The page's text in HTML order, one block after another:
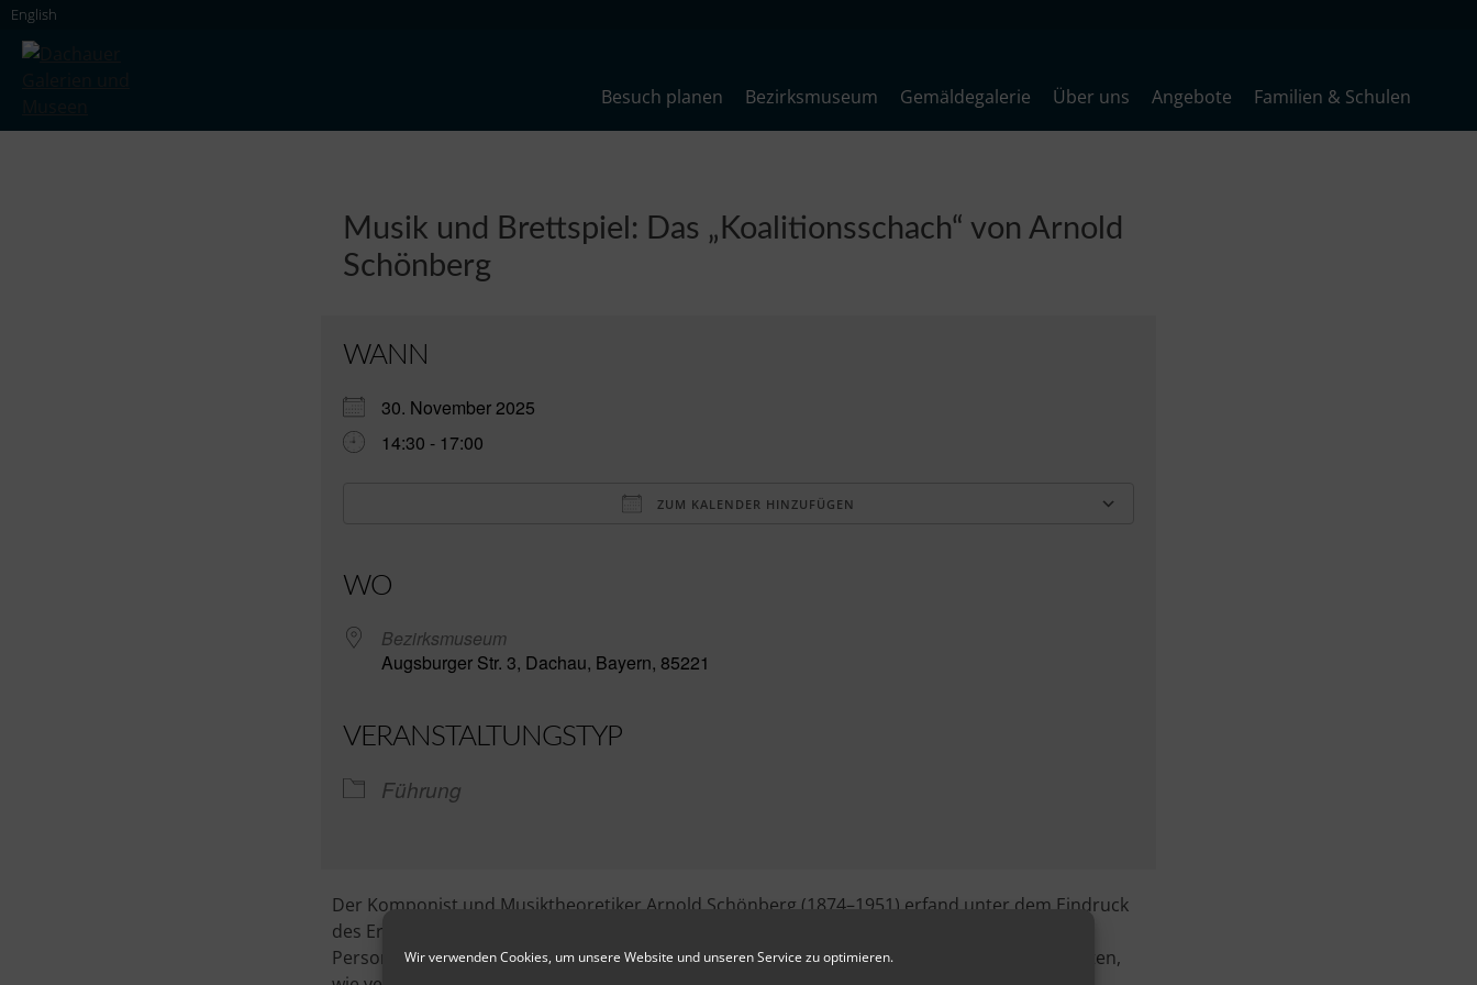
Wir verwenden Cookies, um unsere Website und unseren Service zu optimieren.
Skip
content
English
Besuch planen Bezirksmuseum Gemäldegalerie Über uns Angebote Familien & Schulen
Musik und Brettspiel: Das „Koalitionsschach“ von Arnold
Schönberg
WANN
30. November 2025
14:30 - 17:00
ZUM KALENDER HINZUFÜGEN
WO
Bezirksmuseum
Augsburger Str. 3, Dachau, Bayern, 85221
VERANSTALTUNGSTYP
Führung
Der Komponist und Musiktheoretiker Arnold Schönberg (1874–1951) erfand unter dem Eindruck
des Ersten Weltkriegs ein einzigartiges Schachspiel mit einem komplexen Regelwerk für vier
Personen. An diesem Nachmittag lernen Sie die Geschichte des Spiels kennen und beobachten,